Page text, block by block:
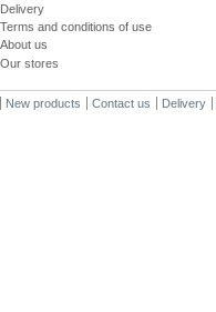
Delivery
Terms and conditions of use
About us
Our stores
New products Contact us Delivery